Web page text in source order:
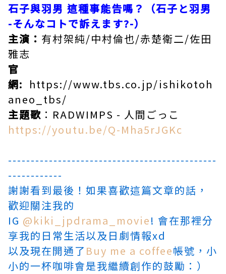
石子與羽男 這種事能告嗎？（石子と羽男
-そんなコトで訴えます?-）
主演： 有村架純/中村倫也/赤楚衛二/佐田
雅志
官
網: https://www.tbs.co.jp/ishikotoh
aneo_tbs/
主題歌 ：RADWIMPS - 人間ごっこ
https://youtu.be/Q-Mha5rJGKc
----------------------------------------------
------------
謝謝看到最後！如果喜歡這篇文章的話，
歡迎關注我的
IG @kiki_jpdrama_movie! 會在那裡分
享我的日常生活以及日劇情報xd​
以及現在開通了 Buy me a coffee帳號，小
小的一杯咖啡會是我繼續創作的鼓勵：）